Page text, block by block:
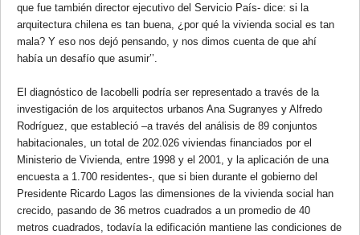
que fue también director ejecutivo del Servicio País- dice: si la
arquitectura chilena es tan buena, ¿por qué la vivienda social es tan
mala? Y eso nos dejó pensando, y nos dimos cuenta de que ahí
había un desafío que asumir’’.
El diagnóstico de Iacobelli podría ser representado a través de la
investigación de los arquitectos urbanos Ana Sugranyes y Alfredo
Rodríguez, que estableció –a través del análisis de 89 conjuntos
habitacionales, un total de 202.026 viviendas financiados por el
Ministerio de Vivienda, entre 1998 y el 2001, y la aplicación de una
encuesta a 1.700 residentes-, que si bien durante el gobierno del
Presidente Ricardo Lagos las dimensiones de la vivienda social han
crecido, pasando de 36 metros cuadrados a un promedio de 40
metros cuadrados, todavía la edificación mantiene las condiciones de